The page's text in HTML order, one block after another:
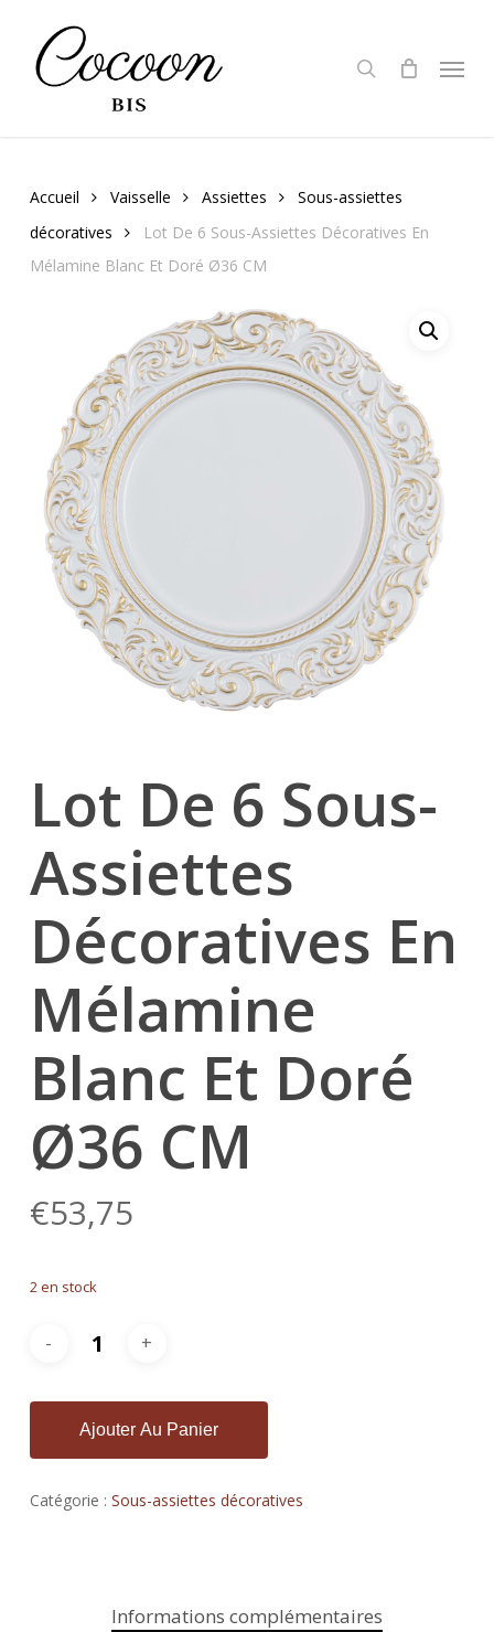
Menu
Accueil Vaisselle Assiettes
Sous-assiettes
décoratives
Lot De 6 Sous-Assiettes Décoratives En
Mélamine Blanc Et Doré Ø36 CM
Lot De 6 Sous-
Assiettes
Décoratives En
Mélamine
Blanc Et Doré
Ø36 CM
€53,75
2 en stock
Ajouter Au Panier
Catégorie : Sous-assiettes décoratives
Informations complémentaires